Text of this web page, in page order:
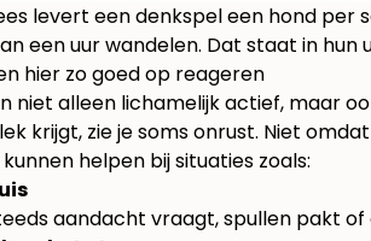
levert een denkspel een hond per
een uur wandelen. Dat staat in hun
hier zo goed op reageren
niet alleen lichamelijk actief, maar
krijgt, zie je soms onrust. Niet
helpen bij situaties zoals:
aandacht vraagt, spullen pakt